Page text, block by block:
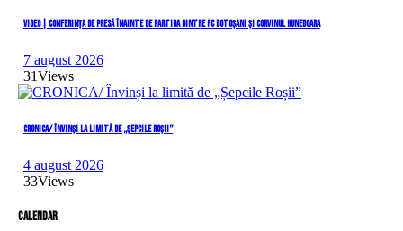
VIDEO | Conferința de presă înainte de partida dintre FC Botoșani și Corvinul Hunedoara
7 august 2026
31Views
CRONICA/ Învinși la limită de „Șepcile Roșii”
4 august 2026
33Views
Calendar